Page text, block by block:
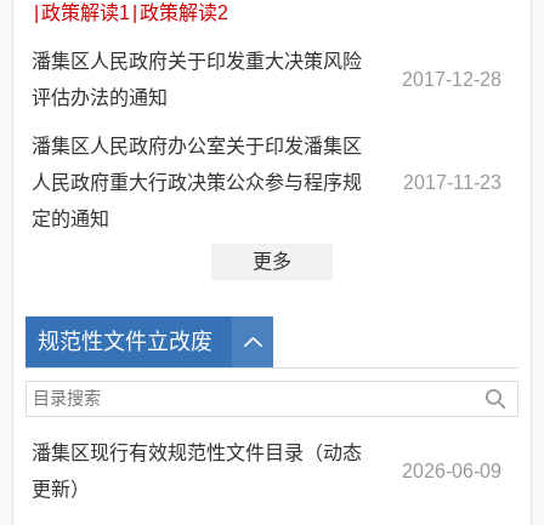
政策解读1 政策解读2
潘集区人民政府关于印发重大决策风险
评估办法的通知
2017-12-28
潘集区人民政府办公室关于印发潘集区
人民政府重大行政决策公众参与程序规
定的通知
2017-11-23
更多
规范性文件立改废
潘集区现行有效规范性文件目录（动态
更新）
2026-06-09